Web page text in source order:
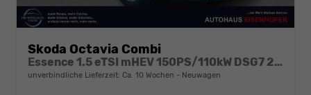
Skoda Octavia Combi
Essence 1.5 eTSI mHEV 150PS/110kW DSG7 2026
unverbindliche Lieferzeit: Ca. 10 Wochen Neuwagen